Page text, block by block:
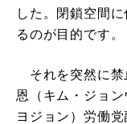
した。閉鎖空間
るのが目的です。
それを突然に禁
恩（キム・ジョ
ヨジョン）労働